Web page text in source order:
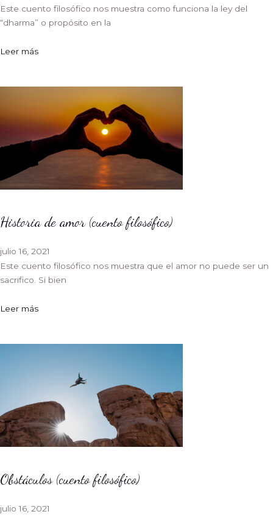
Este cuento filosófico nos muestra como funciona la ley del
“dharma” o propósito en la
Leer más
Historia de amor (cuento filosófico)
julio 16, 2021
Este cuento filosófico nos muestra que el amor no puede ser un
sacrifico. Si bien
Leer más
Obstáculos (cuento filosófico)
julio 16, 2021